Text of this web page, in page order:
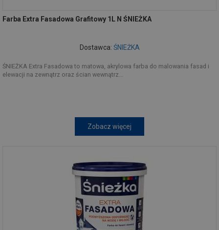
Farba Extra Fasadowa Grafitowy 1L N ŚNIEŻKA
Dostawca: ŚNIEŻKA
ŚNIEŻKA Extra Fasadowa to matowa, akrylowa farba do malowania fasad i
elewacji na zewnątrz oraz ścian wewnątrz...
Zobacz więcej